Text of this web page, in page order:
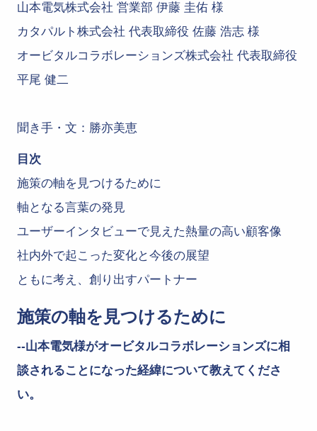
山本電気株式会社 営業部 伊藤 圭佑 様
カタパルト株式会社 代表取締役 佐藤 浩志 様
オービタルコラボレーションズ株式会社 代表取締役
平尾 健二
聞き手・文：勝亦美恵
目次
施策の軸を見つけるために
軸となる言葉の発見
ユーザーインタビューで見えた熱量の高い顧客像
社内外で起こった変化と今後の展望
ともに考え、創り出すパートナー
施策の軸を見つけるために
--山本電気様がオービタルコラボレーションズに相
談されることになった経緯について教えてくださ
い。